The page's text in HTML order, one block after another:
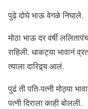
पुढे दोघे भाऊ वेगळे निघाले.
मोठा भाऊ दर वर्षी
राहिली. धाकट्या भावानं
त्याला दारिद्र्य आलं.
पुढं ती पति-पत्नी मोठ्या
पत्नी दिराला काही बोलली.